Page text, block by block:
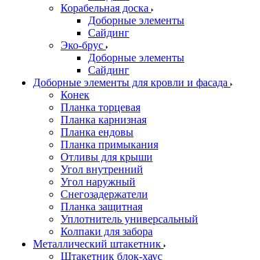
Корабельная доска
Доборные элементы
Сайдинг
Эко-брус
Доборные элементы
Сайдинг
Доборные элементы для кровли и фасада
Конек
Планка торцевая
Планка карнизная
Планка ендовы
Планка примыкания
Отливы для крыши
Угол внутренний
Угол наружный
Снегозадержатели
Планка защитная
Уплотнитель универсальный
Колпаки для забора
Металлический штакетник
Штакетник блок-хаус